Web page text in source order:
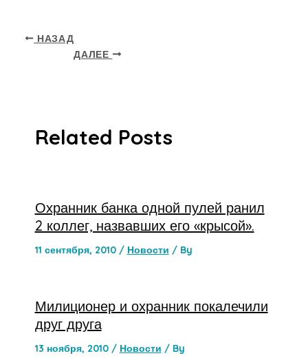
НАЗАД
ДАЛЕЕ
Related Posts
Охранник банка одной пулей ранил
2 коллег, назвавших его «крысой».
11 сентября, 2010 / Новости / By
Милиционер и охранник покалечили
друг друга
13 ноября, 2010 / Новости / By